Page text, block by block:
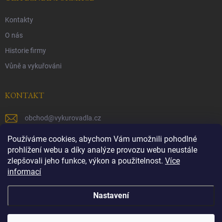
Používáme cookies, abychom Vám umožnili pohodlné
prohlížení webu a díky analýze provozu webu neustále
zlepšovali jeho funkce, výkon a použitelnost. Více
informací
Nastavení
Kontakty
O nás
Historie firmy
Vůně a vykuřováni
KONTAKT
obchod@vykurovadla.cz
+420 603 149 699
https://www.facebook.com/vykurovadla.cz/
https://www.instagram.com/vykurovadla.cz/